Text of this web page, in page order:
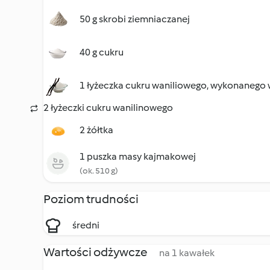
50 g skrobi ziemniaczanej
40 g cukru
1 łyżeczka cukru waniliowego, wykonanego
2 łyżeczki cukru wanilinowego
2 żółtka
1 puszka masy kajmakowej
(ok. 510 g)
Poziom trudności
średni
Wartości odżywcze na 1 kawałek